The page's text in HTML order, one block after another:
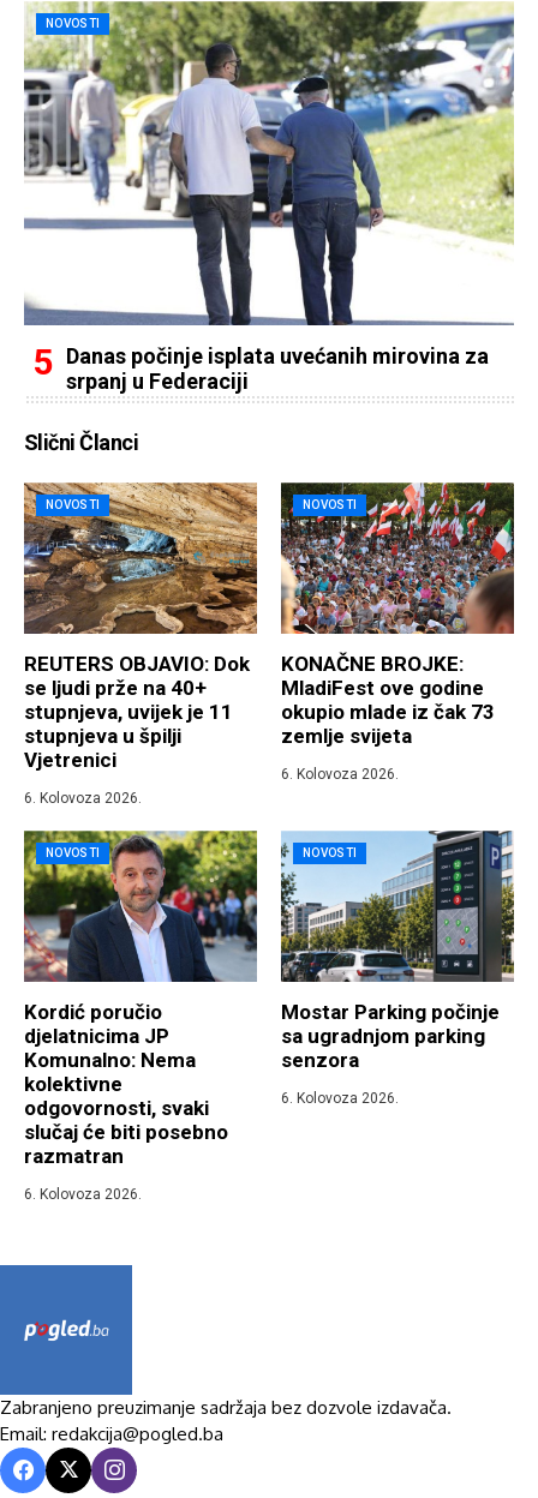
NOVOSTI
Danas počinje isplata uvećanih mirovina za
srpanj u Federaciji
Slični Članci
NOVOSTI
REUTERS OBJAVIO: Dok
se ljudi prže na 40+
stupnjeva, uvijek je 11
stupnjeva u špilji
Vjetrenici
6. Kolovoza 2026.
NOVOSTI
KONAČNE BROJKE:
MladiFest ove godine
okupio mlade iz čak 73
zemlje svijeta
6. Kolovoza 2026.
NOVOSTI
Kordić poručio
djelatnicima JP
Komunalno: Nema
kolektivne
odgovornosti, svaki
slučaj će biti posebno
razmatran
6. Kolovoza 2026.
NOVOSTI
Mostar Parking počinje
sa ugradnjom parking
senzora
6. Kolovoza 2026.
Zabranjeno preuzimanje sadržaja bez dozvole izdavača.
Email: redakcija@pogled.ba